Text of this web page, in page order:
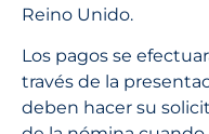
Reino Unido.
Los pagos se
través de la
deben hacer su